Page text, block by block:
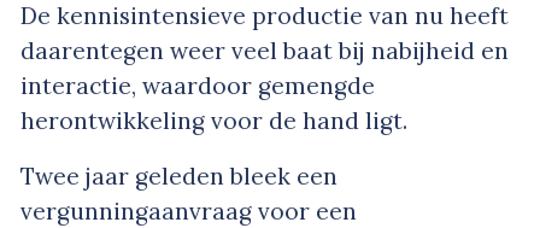
De kennisintensieve productie van nu heeft
daarentegen weer veel baat bij nabijheid en
interactie, waardoor gemengde
herontwikkeling voor de hand ligt.
Twee jaar geleden bleek een
vergunningaanvraag voor een